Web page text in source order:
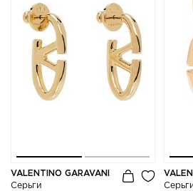
VALENTINO GARAVANI
Серьги
Серьги